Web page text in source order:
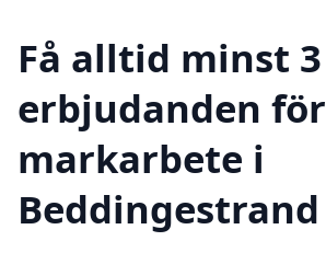
Få alltid minst 3
erbjudanden för
markarbete i
Beddingestrand